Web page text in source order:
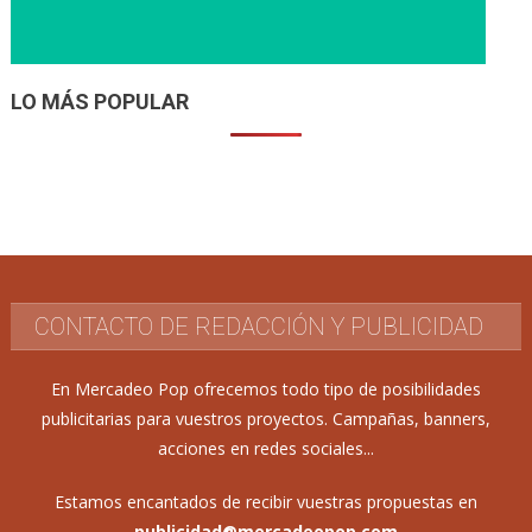
LO MÁS POPULAR
CONTACTO DE REDACCIÓN Y PUBLICIDAD
En Mercadeo Pop ofrecemos todo tipo de posibilidades
publicitarias para vuestros proyectos. Campañas, banners,
acciones en redes sociales...
Estamos encantados de recibir vuestras propuestas en